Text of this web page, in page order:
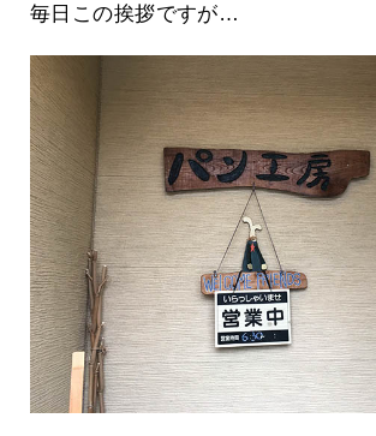
毎日この挨拶ですが…